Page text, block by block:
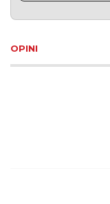
OPINI